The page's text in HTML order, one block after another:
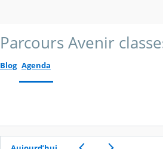
Parcours Avenir
Blog Agenda